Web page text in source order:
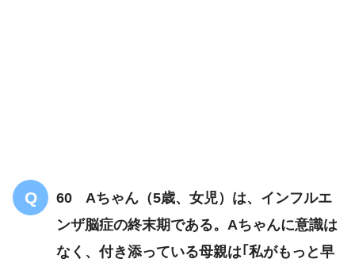
60 Aちゃん（5歳、女児）は、インフルエ
ンザ脳症の終末期である。Aちゃんに意識は
なく、付き添っている母親は｢私がもっと早